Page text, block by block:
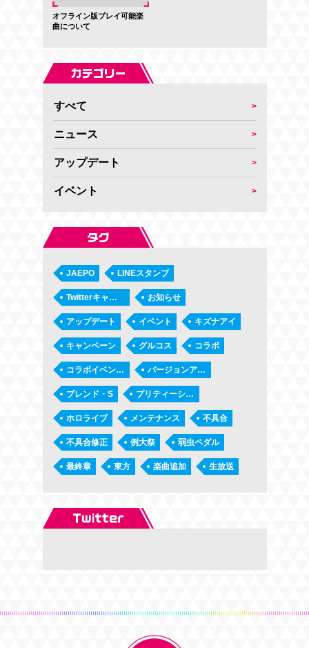
オフライン版プレイ可能楽
曲について
すべて
ニュース
アップデート
イベント
JAEPO LINEスタンプ
Twitterキャンペーン お知らせ
アップデート イベント キズナアイ
キャンペーン グルコス コラボ
コラボイベント第2弾「タノシーコロシアム」 バージョンアップ
ブレンド・S プリティーシリーズ
ホロライブ メンテナンス 不具合
不具合修正 例大祭 弱虫ペダル
最終章 東方 楽曲追加 生放送